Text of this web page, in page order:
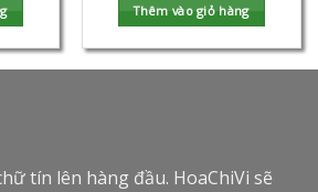
Thêm vào giỏ hàng
tín lên hàng đầu. HoaChiVi sẽ